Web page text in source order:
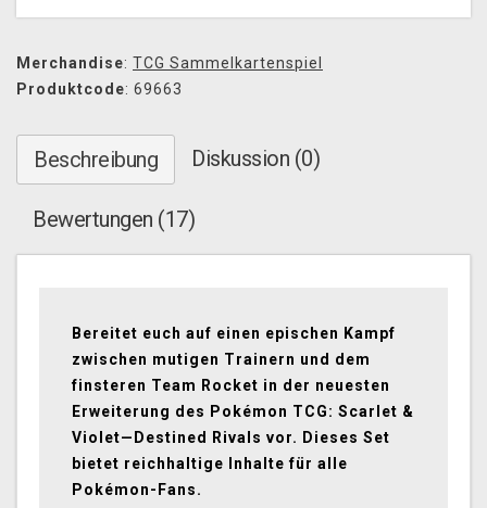
Merchandise: TCG Sammelkartenspiel
Produktcode: 69663
Beschreibung Diskussion (0)
Bewertungen (17)
Bereitet euch auf einen epischen Kampf
zwischen mutigen Trainern und dem
finsteren Team Rocket in der neuesten
Erweiterung des Pokémon TCG: Scarlet &
Violet—Destined Rivals vor. Dieses Set
bietet reichhaltige Inhalte für alle
Pokémon-Fans.